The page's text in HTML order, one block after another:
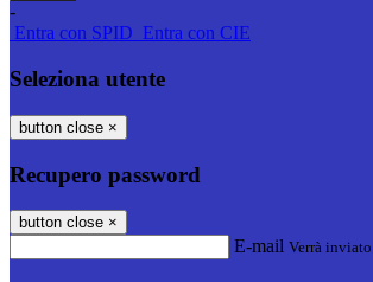
-
Entra con SPID Entra con CIE
Seleziona utente
button close ×
Recupero password
button close ×
E-mail Verrà